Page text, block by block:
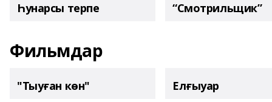
Һунарсы терпе “Смотрильщик”
Фильмдар
"Тыуған көн" Елғыуар